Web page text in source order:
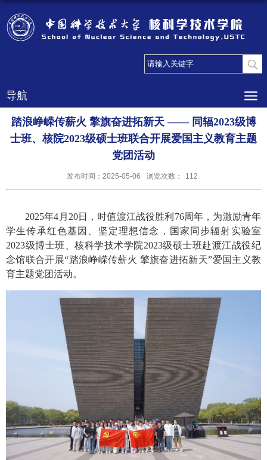
导航
踏浪峥嵘传薪火 擎旗奋进拓新天 —— 同辐2023级博
士班、核院2023级硕士班联合开展爱国主义教育主题
党团活动
发布时间：2025-05-06 浏览次数： 112
2025年4 月 20日，时值渡江战役胜利 76周年，为激励青年
学生传承红色基因、坚定理想信念，国家同步辐射实验室
2023级博士班、核科学技术学院2023级硕士班赴渡江战役纪
念馆联合开展“踏浪峥嵘传薪火 擎旗奋进拓新天”爱国主义教
育主题党团活动。